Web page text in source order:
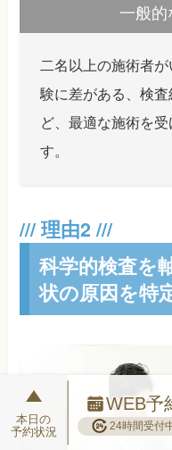
一般
二名以上の施術者
験に差がある、検
ど、最適な施術を
す。
科学的検査を
状の原因を特
本日の
予約状況
WEB予
24時間受付